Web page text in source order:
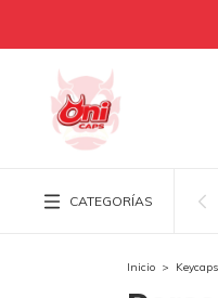
CATEGORÍAS
Inicio > Keycaps